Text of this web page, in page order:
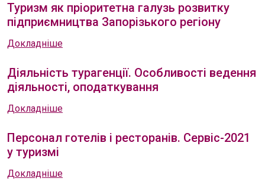
Туризм як пріоритетна галузь розвитку
підприємництва Запорізького регіону
Докладніше
Діяльність турагенції. Особливості ведення
діяльності, оподаткування
Докладніше
Персонал готелів і ресторанів. Сервіс-2021
у туризмі
Докладніше